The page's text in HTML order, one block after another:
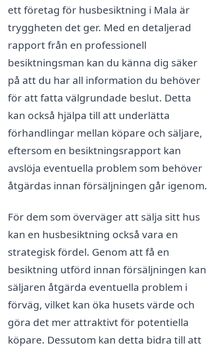
ett företag för husbesiktning i Mala är
tryggheten det ger. Med en detaljerad
rapport från en professionell
besiktningsman kan du känna dig säker
på att du har all information du behöver
för att fatta välgrundade beslut. Detta
kan också hjälpa till att underlätta
förhandlingar mellan köpare och säljare,
eftersom en besiktningsrapport kan
avslöja eventuella problem som behöver
åtgärdas innan försäljningen går igenom.
För dem som överväger att sälja sitt hus
kan en husbesiktning också vara en
strategisk fördel. Genom att få en
besiktning utförd innan försäljningen kan
säljaren åtgärda eventuella problem i
förväg, vilket kan öka husets värde och
göra det mer attraktivt för potentiella
köpare. Dessutom kan detta bidra till att